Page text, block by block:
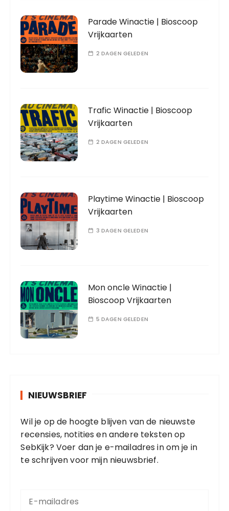
Parade Winactie | Bioscoop
Vrijkaarten
2 DAGEN GELEDEN
Trafic Winactie | Bioscoop
Vrijkaarten
2 DAGEN GELEDEN
Playtime Winactie | Bioscoop
Vrijkaarten
3 DAGEN GELEDEN
Mon oncle Winactie |
Bioscoop Vrijkaarten
5 DAGEN GELEDEN
NIEUWSBRIEF
Wil je op de hoogte blijven van de nieuwste
recensies, notities en andere teksten op
SebKijk? Voer dan je e-mailadres in om je in
te schrijven voor mijn nieuwsbrief.